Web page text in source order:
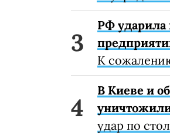
РФ ударила
К
В Киеве и
удар по